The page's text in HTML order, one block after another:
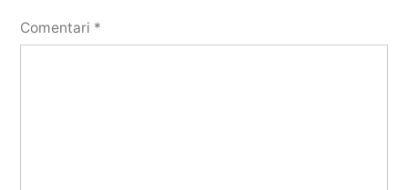
Comentari *